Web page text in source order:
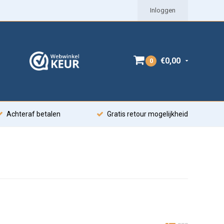
Inloggen
0 €0,00
Achteraf betalen Gratis retour mogelijkheid